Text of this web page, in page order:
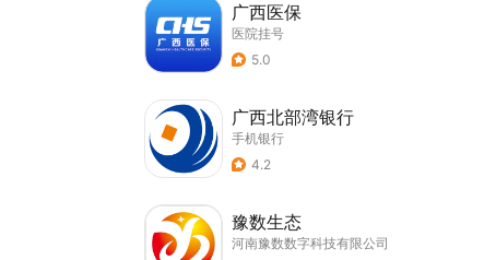
广西医保
医院挂号
5.0
广西北部湾银行
手机银行
4.2
豫数生态
河南豫数数字科技有限公司